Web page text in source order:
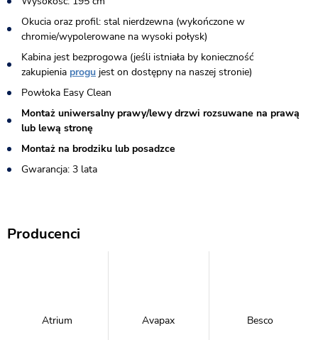
Okucia oraz profil: stal nierdzewna (wykończone w
chromie/wypolerowane na wysoki połysk)
Kabina jest bezprogowa (jeśli istniała by konieczność
zakupienia progu jest on dostępny na naszej stronie)​
Powłoka Easy Clean
Montaż uniwersalny prawy/lewy drzwi rozsuwane na prawą
lub lewą stronę
Montaż na brodziku lub posadzce
Gwarancja: 3 lata
Producenci
Atrium Avapax Besco